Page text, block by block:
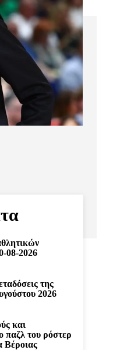
08-2026
της
2026
και
παζλ του ρόστερ
Βέροιας